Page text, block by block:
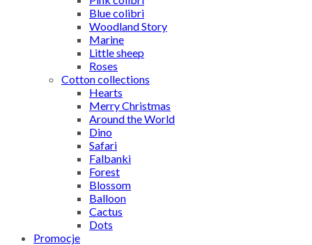
Blue colibri
Woodland Story
Marine
Little sheep
Roses
Cotton collections
Hearts
Merry Christmas
Around the World
Dino
Safari
Falbanki
Forest
Blossom
Balloon
Cactus
Dots
Promocje